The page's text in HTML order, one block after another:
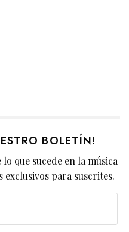
BOLETÍN!
que sucede en la música
exclusivos para suscrites.